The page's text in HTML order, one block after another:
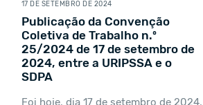
17 DE SETEMBRO DE 2024
Publicação da Convenção
Coletiva de Trabalho n.º
25/2024 de 17 de setembro de
2024, entre a URIPSSA e o
SDPA
Foi hoje, dia 17 de setembro de 2024,